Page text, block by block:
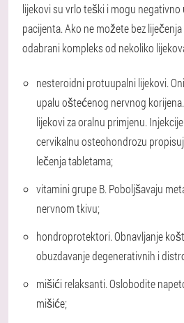
lijekovi su vrlo teški i mogu negativno
pacijenta. Ako ne možete bez
odabrani kompleks od nekoliko
nesteroidni protuupalni lijekovi.
upalu oštećenog nervnog
lijekovi za oralnu primjenu.
cervikalnu osteohondrozu
lečenja tabletama;
vitamini grupe B. Poboljšavaju
nervnom tkivu;
hondroprotektori. Obnavljanje
obuzdavanje degenerativnih i
mišići relaksanti. Oslobodite
mišiće;